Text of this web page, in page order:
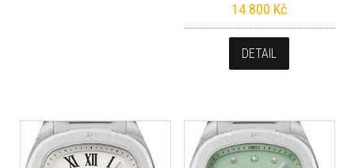
14 800 Kč
DETAIL